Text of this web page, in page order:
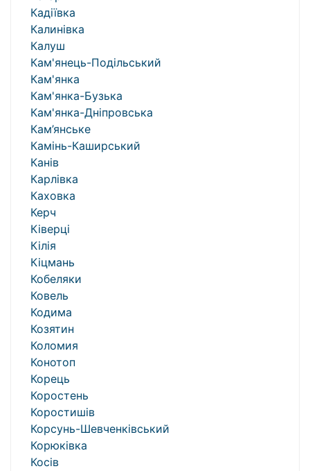
Кадіївка
Калинівка
Калуш
Кам'янець-Подільський
Кам'янка
Кам'янка-Бузька
Кам'янка-Дніпровська
Кам’янське
Камінь-Каширський
Канів
Карлівка
Каховка
Керч
Ківерці
Кілія
Кіцмань
Кобеляки
Ковель
Кодима
Козятин
Коломия
Конотоп
Корець
Коростень
Коростишів
Корсунь-Шевченківський
Корюківка
Косів